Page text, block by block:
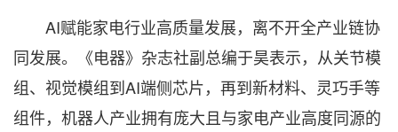
AI赋能家电行业高质量发展，离不开全产业链协
同发展。《电器》杂志社副总编于昊表示，从关节模
组、视觉模组到AI端侧芯片，再到新材料、灵巧手等
组件，机器人产业拥有庞大且与家电产业高度同源的